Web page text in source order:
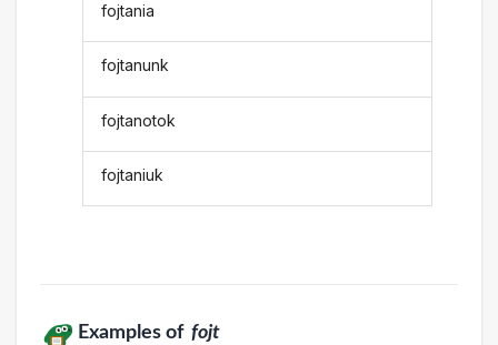
fojtania
fojtanunk
fojtanotok
fojtaniuk
Examples of fojt